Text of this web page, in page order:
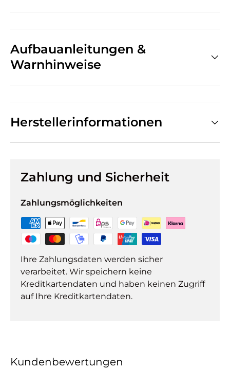
Aufbauanleitungen &
Warnhinweise
Herstellerinformationen
Zahlung und Sicherheit
Zahlungsmöglichkeiten
Ihre Zahlungsdaten werden sicher
verarbeitet. Wir speichern keine
Kreditkartendaten und haben keinen Zugriff
auf Ihre Kreditkartendaten.
Kundenbewertungen